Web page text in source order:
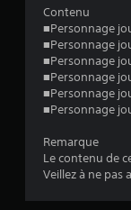
Contenu
■Personnage
■Personnage
■Personnage
■Personnage
■Personnage
■Personnage
Remarque
Le contenu de
Veillez à ne pas